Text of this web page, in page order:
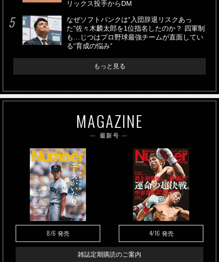
リックス投手からDM
なぜソフトバンクは“入団辞退リスクあっ
た”佐々木麟太郎を1位指名したのか？ 四軍制
も…じつはプロ野球最強チームが直面してい
る“育成の悩み”
もっと見る
MAGAZINE
最新号
8/6 発売 4/16 発売
雑誌定期購読のご案内